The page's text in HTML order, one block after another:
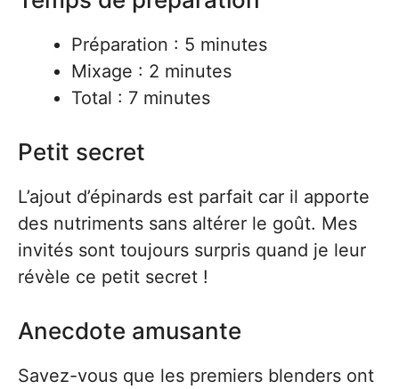
Préparation : 5 minutes
Mixage : 2 minutes
Total : 7 minutes
Petit secret
L’ajout d’épinards est parfait car il apporte
des nutriments sans altérer le goût. Mes
invités sont toujours surpris quand je leur
révèle ce petit secret !
Anecdote amusante
Savez-vous que les premiers blenders ont